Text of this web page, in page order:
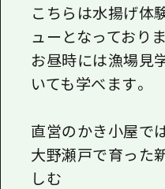
こちらは水揚げ体
ューとなっておりま
お昼時には漁場見
いても学べます。
直営のかき小屋で
大野瀬戸で育った
しむ